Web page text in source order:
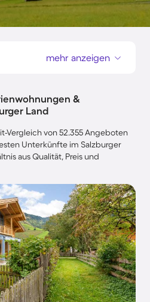
mehr anzeigen
&
Land
Vergleich von 52.355 Angeboten
Unterkünfte im Salzburger
aus Qualität, Preis und